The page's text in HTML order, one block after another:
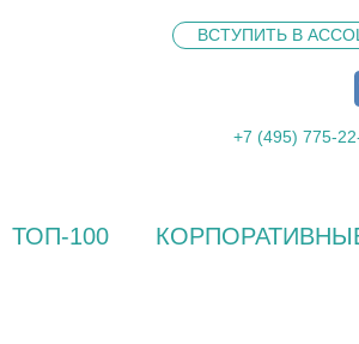
ВСТУПИТЬ В
+7 (495) 775-
ТОП-100